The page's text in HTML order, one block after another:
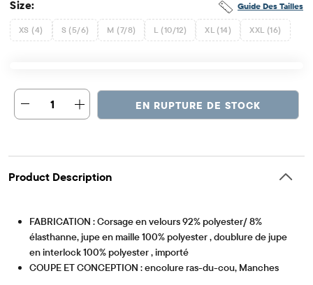
Guide Des Tailles
Size:
XS (4) S (5/6) M (7/8) L (10/12) XL (14) XXL (16)
1 EN RUPTURE DE STOCK
Product Description
FABRICATION : Corsage en velours 92% polyester/ 8%
élasthanne, jupe en maille 100% polyester , doublure de jupe
en interlock 100% polyester , importé
COUPE ET CONCEPTION : encolure ras-du-cou, Manches